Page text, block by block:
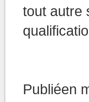
tout autre
Publiéen